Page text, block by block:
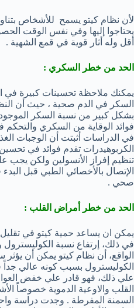
لأن نظام كيتو يسمح للأشخاص
يحتاجوا إليها وفي نفس الوقت
أقل وله أثار قوية في قمع الشهية .
الحد من خطر السكري :
يمكنك ملاحظة تحسينات كبيرة
السكر في الدم صحية ، حيث أن
بشكل كبير من نسبة السكر
فوائد الوقاية من السكري
في الدراسات أثبتت أن الوجبات
الكربوهيدرات تقدم فوائد في
تنظيم إفراز الأنسولين ولكن
الإتصال بالأخصائي الطبي قبل
صحي .
الحد من خطر أمراض القلب :
يمكن ان يساعد حمية كيتو في
في ذلك، إرتفاع نسبة الكوليسترول
الواقع، أن نظام كيتو يمكن أن
الكوليسترول بسبب كونه عالي
علي ذلك، فهو قادر علي خفض
القلب والاوعية الدموية خصوصاً
السمنة المفرطة . وجدت دراسة